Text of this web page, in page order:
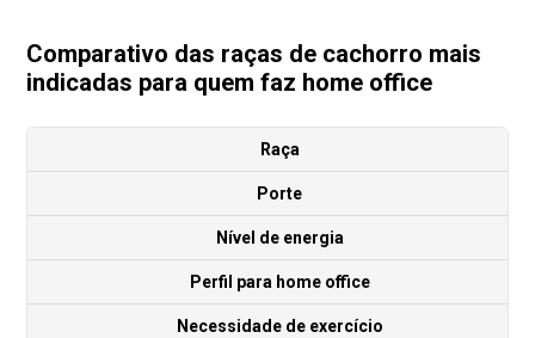
Comparativo das raças de cachorro mais
indicadas para quem faz home office
Raça
Porte
Nível de energia
Perfil para home office
Necessidade de exercício